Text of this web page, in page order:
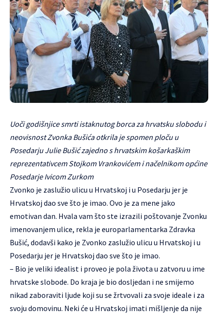
Uoči godišnjice smrti istaknutog borca za hrvatsku slobodu i
neovisnost Zvonka Bušića otkrila je spomen ploču u
Posedarju Julie Bušić zajedno s hrvatskim košarkaškim
reprezentativcem Stojkom Vrankovićem i načelnikom općine
Posedarje Ivicom Zurkom
Zvonko je zaslužio ulicu u Hrvatskoj i u Posedarju jer je
Hrvatskoj dao sve što je imao. Ovo je za mene jako
emotivan dan. Hvala vam što ste izrazili poštovanje Zvonku
imenovanjem ulice, rekla je europarlamentarka Zdravka
Bušić, dodavši kako je Zvonko zaslužio ulicu u Hrvatskoj i u
Posedarju jer je Hrvatskoj dao sve što je imao.
– Bio je veliki idealist i proveo je pola života u zatvoru u ime
hrvatske slobode. Do kraja je bio dosljedan i ne smijemo
nikad zaboraviti ljude koji su se žrtvovali za svoje ideale i za
svoju domovinu. Neki će u Hrvatskoj imati mišljenje da nije